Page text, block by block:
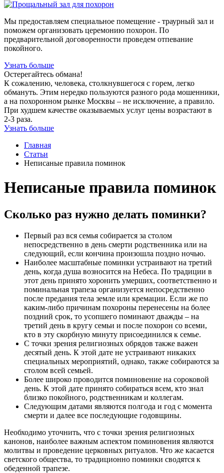
Мы предоставляем специальное помещение - траурный зал и
поможем организовать церемонию похорон. По
предварительной договоренности проведем отпевание
покойного.
Узнать больше
Остерегайтесь обмана!
К сожалению, человека, столкнувшегося с горем, легко
обмануть. Этим нередко пользуются разного рода мошенники,
а на похоронном рынке Москвы – не исключение, а правило.
При худшем качестве оказываемых услуг цены возрастают в
2-3 раза.
Узнать больше
Главная
Статьи
Неписаные правила поминок
Неписаные правила поминок
Сколько раз нужно делать поминки?
Первый раз вся семья собирается за столом
непосредственно в день смерти родственника или на
следующий, если кончина произошла поздно ночью.
Наиболее масштабные поминки устраивают на третий
день, когда душа возносится на Небеса. По традиции в
этот день принято хоронить умерших, соответственно и
поминальная трапеза организуется непосредственно
после предания тела земле или кремации. Если же по
каким-либо причинам похороны перенесены на более
поздний срок, то усопшего поминают дважды – на
третий день в кругу семьи и после похорон со всеми,
кто в эту скорбную минуту присоединился к семье.
С точки зрения религиозных обрядов также важен
десятый день. К этой дате не устраивают никаких
специальных мероприятий, однако, также собираются за
столом всей семьей.
Более широко проводится поминовение на сороковой
день. К этой дате принято собираться всем, кто знал
близко покойного, родственникам и коллегам.
Следующим датами являются полгода и год с момента
смерти и далее все последующие годовщины.
Необходимо уточнить, что с точки зрения религиозных
канонов, наиболее важным аспектом поминовения являются
молитвы и проведение церковных ритуалов. Что же касается
светского общества, то традиционно поминки сводятся к
обеденной трапезе.